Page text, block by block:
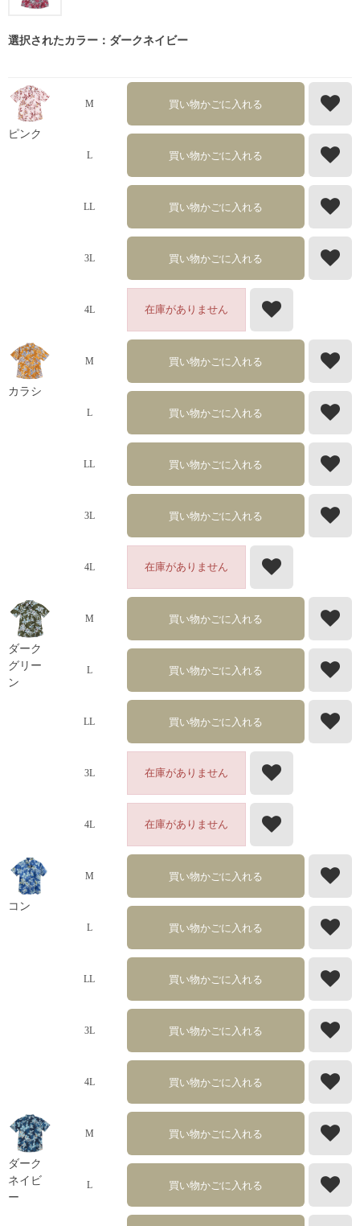
選択されたカラー：ダークネイビー
ピンク
M 買い物かごに入れる
L 買い物かごに入れる
LL 買い物かごに入れる
3L 買い物かごに入れる
4L 在庫がありません
カラシ
M 買い物かごに入れる
L 買い物かごに入れる
LL 買い物かごに入れる
3L 買い物かごに入れる
4L 在庫がありません
ダーク
グリー
ン
M 買い物かごに入れる
L 買い物かごに入れる
LL 買い物かごに入れる
3L 在庫がありません
4L 在庫がありません
コン
M 買い物かごに入れる
L 買い物かごに入れる
LL 買い物かごに入れる
3L 買い物かごに入れる
4L 買い物かごに入れる
ダーク
ネイビ
ー
M 買い物かごに入れる
L 買い物かごに入れる